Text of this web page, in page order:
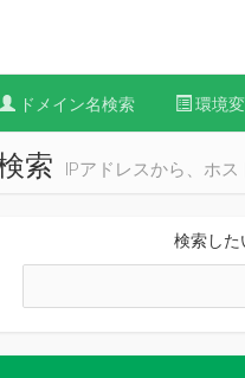
ドメイン名検索 環境
索 IPアドレスから、ホ
検索した